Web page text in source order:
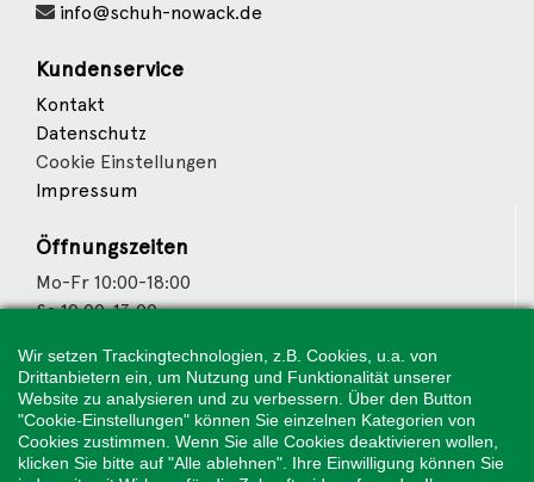
info@schuh-nowack.de
Kundenservice
Kontakt
Datenschutz
Cookie Einstellungen
Impressum
Öffnungszeiten
Mo-Fr 10:00-18:00
Sa 10:00-13:00
Wir sind Partner von
Weitere Partner
Wir setzen Trackingtechnologien, z.B. Cookies, u.a. von
Drittanbietern ein, um Nutzung und Funktionalität unserer
Website zu analysieren und zu verbessern. Über den Button
"Cookie-Einstellungen" können Sie einzelnen Kategorien von
Cookies zustimmen. Wenn Sie alle Cookies deaktivieren wollen,
klicken Sie bitte auf "Alle ablehnen". Ihre Einwilligung können Sie